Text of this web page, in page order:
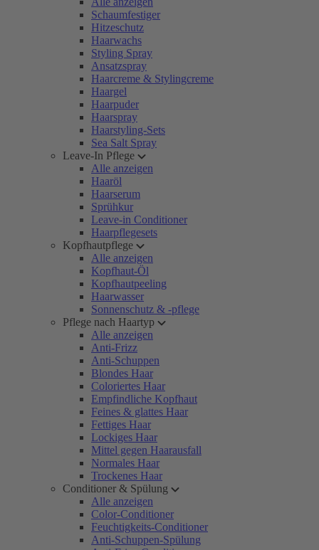
Schaumfestiger
Hitzeschutz
Haarwachs
Styling Spray
Ansatzspray
Haarcreme & Stylingcreme
Haargel
Haarpuder
Haarspray
Haarstyling-Sets
Sea Salt Spray
Leave-In Pflege
Alle anzeigen
Haaröl
Haarserum
Sprühkur
Leave-in Conditioner
Haarpflegesets
Kopfhautpflege
Alle anzeigen
Kopfhaut-Öl
Kopfhautpeeling
Haarwasser
Sonnenschutz & -pflege
Pflege nach Haartyp
Alle anzeigen
Anti-Frizz
Anti-Schuppen
Blondes Haar
Coloriertes Haar
Empfindliche Kopfhaut
Feines & glattes Haar
Fettiges Haar
Lockiges Haar
Mittel gegen Haarausfall
Normales Haar
Trockenes Haar
Conditioner & Spülung
Alle anzeigen
Color-Conditioner
Feuchtigkeits-Conditioner
Anti-Schuppen-Spülung